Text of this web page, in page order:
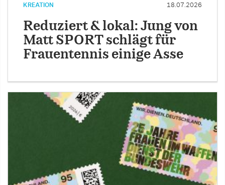
KREATION 18.07.2026
Reduziert & lokal: Jung von
Matt SPORT schlägt für
Frauentennis einige Asse